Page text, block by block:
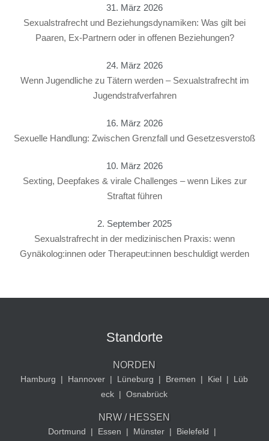
31. März 2026
Sexualstrafrecht und Beziehungsdynamiken: Was gilt bei
Paaren, Ex-Partnern oder in offenen Beziehungen?
24. März 2026
Wenn Jugendliche zu Tätern werden – Sexualstrafrecht im
Jugendstrafverfahren
16. März 2026
Sexuelle Handlung: Zwischen Grenzfall und Gesetzesverstoß
10. März 2026
Sexting, Deepfakes & virale Challenges – wenn Likes zur
Straftat führen
2. September 2025
Sexualstrafrecht in der medizinischen Praxis: wenn
Gynäkolog:innen oder Therapeut:innen beschuldigt werden
Standorte
NORDEN
Hamburg | Hannover | Lüneburg | Bremen | Kiel |
Lüb
eck | Osnabrück
NRW / HESSEN
Dortmund | Essen | Münster | Bielefeld
|